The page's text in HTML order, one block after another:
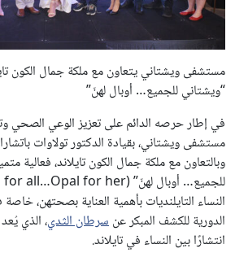
مستشفى ويشتاني يتعاون مع ملكة جمال الكون
“ويشتاني للجميع… أوبال لهنّ”
في إطار حرصه الدائم على تعزيز الوعي الصحي
مستشفى ويشتاني، بقيادة الدكتور تولاوات
وبالتعاون مع ملكة جمال الكون تايلاند، فعالية
النساء التايلنديات بأهمية العناية بصحتهن،
الدورية للكشف المبكر عنسرطان الثدي، الذي
انتشارًا بين النساء في تايلاند.